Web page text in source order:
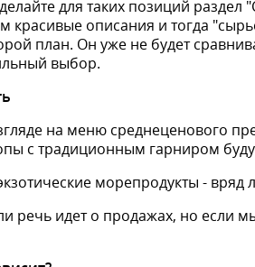
для таких позиций
красивые описания и тогда
план. Он уже не будет
выбор.
на меню среднеценового
с традиционным гарниром
морепродукты - вряд
речь идет о продажах, но если